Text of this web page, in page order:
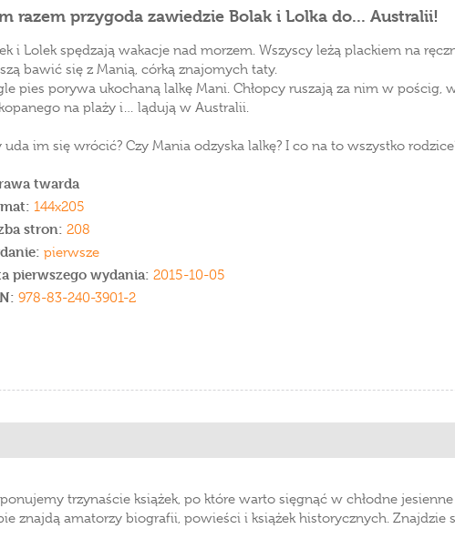
razem przygoda zawiedzie Bolak i Lolka do... Australii!
i Lolek spędzają wakacje nad morzem. Wszyscy leżą plackiem na
bawić się z Manią, córką znajomych taty.
pies porywa ukochaną lalkę Mani. Chłopcy ruszają za nim w pościg,
na plaży i… lądują w Australii.
uda im się wrócić? Czy Mania odzyska lalkę? I co na to wszystko
twarda
144x205
stron: 208
pierwsze
pierwszego wydania: 2015-10-05
978-83-240-3901-2
trzynaście książek, po które warto sięgnąć w chłodne
znajdą amatorzy biografii, powieści i książek historycznych. Znajdzie